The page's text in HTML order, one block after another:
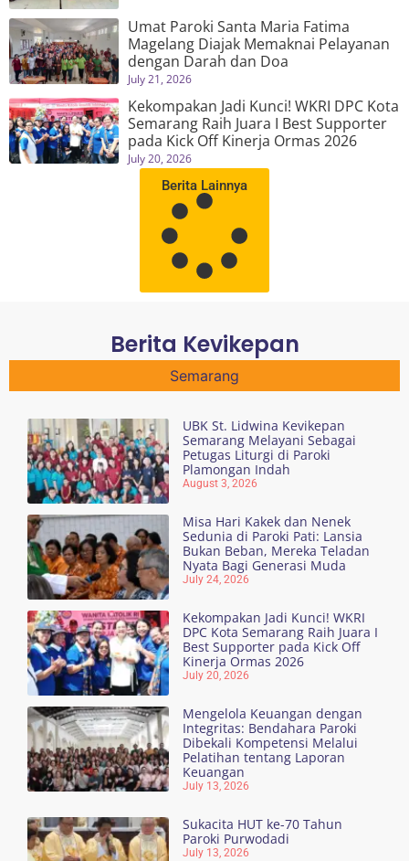
Umat Paroki Santa Maria Fatima
Magelang Diajak Memaknai Pelayanan
dengan Darah dan Doa
July 21, 2026
Kekompakan Jadi Kunci! WKRI DPC Kota
Semarang Raih Juara I Best Supporter
pada Kick Off Kinerja Ormas 2026
July 20, 2026
Berita Lainnya
Berita Kevikepan
Semarang
UBK St. Lidwina Kevikepan
Semarang Melayani Sebagai
Petugas Liturgi di Paroki
Plamongan Indah
August 3, 2026
Misa Hari Kakek dan Nenek
Sedunia di Paroki Pati: Lansia
Bukan Beban, Mereka Teladan
Nyata Bagi Generasi Muda
July 24, 2026
Kekompakan Jadi Kunci! WKRI
DPC Kota Semarang Raih Juara I
Best Supporter pada Kick Off
Kinerja Ormas 2026
July 20, 2026
Mengelola Keuangan dengan
Integritas: Bendahara Paroki
Dibekali Kompetensi Melalui
Pelatihan tentang Laporan
Keuangan
July 13, 2026
Sukacita HUT ke-70 Tahun
Paroki Purwodadi
July 13, 2026